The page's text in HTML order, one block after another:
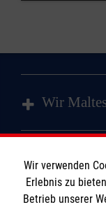
Wir
Angebote
Mitmachen
Wir verwenden
Erlebnis zu
Betrieb unserer